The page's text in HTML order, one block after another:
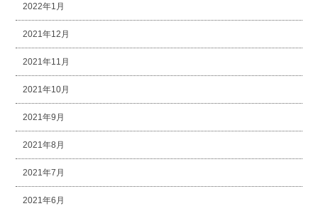
2022年1月
2021年12月
2021年11月
2021年10月
2021年9月
2021年8月
2021年7月
2021年6月